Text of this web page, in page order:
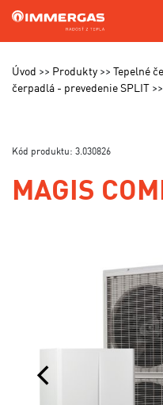
PRODUKTY
CENNÍKY
Úvod Produkty Tepelné
čerpadlá - prevedenie SPLIT
Kód produktu: 3.030826
MAGIS